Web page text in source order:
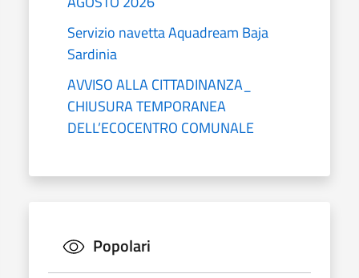
Servizio navetta Aquadream Baja
Sardinia
AVVISO ALLA CITTADINANZA_
CHIUSURA TEMPORANEA
DELL’ECOCENTRO COMUNALE
Popolari